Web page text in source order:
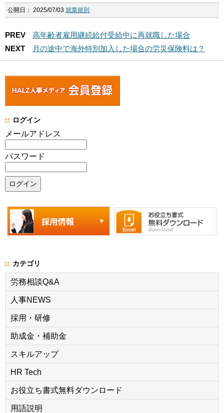
公開日： 2025/07/03 就業規則
PREV
高年齢者雇用継続給付受給中に再就職した場合
NEXT
月の途中で海外特別加入した場合の労災保険料は？
ログイン
メールアドレス
パスワード
カテゴリ
労務相談Q&A
人事NEWS
採用・研修
助成金・補助金
スキルアップ
HR Tech
お役立ち書式無料ダウンロード
用語説明